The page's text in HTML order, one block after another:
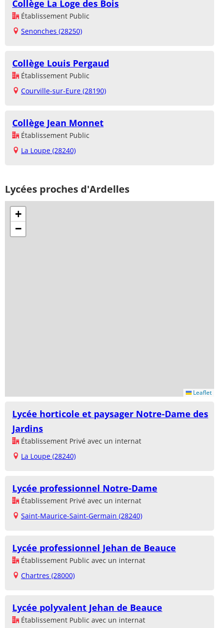
Collège La Loge des Bois
Établissement Public
Senonches (28250)
Collège Louis Pergaud
Établissement Public
Courville-sur-Eure (28190)
Collège Jean Monnet
Établissement Public
La Loupe (28240)
Lycées proches d'Ardelles
+
−
Leaflet
Lycée horticole et paysager Notre-Dame des
Jardins
Établissement Privé avec un internat
La Loupe (28240)
Lycée professionnel Notre-Dame
Établissement Privé avec un internat
Saint-Maurice-Saint-Germain (28240)
Lycée professionnel Jehan de Beauce
Établissement Public avec un internat
Chartres (28000)
Lycée polyvalent Jehan de Beauce
Établissement Public avec un internat